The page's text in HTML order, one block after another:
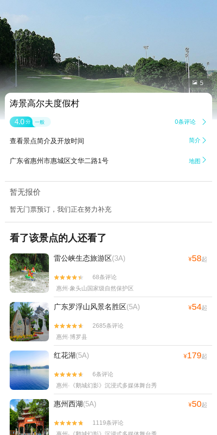
 5
涛景高尔夫度假村
4.0 分 一般 0条评论 
查看景点简介及开放时间 简介 
广东省惠州市惠城区文华二路1号 地图 
暂无报价
暂无门票预订，我们正在努力补充
看了该景点的人还看了
雷公峡生态旅游区(3A) ¥58起


68条评论
惠州·象头山国家级自然保护区
广东罗浮山风景名胜区(5A) ¥54起


2685条评论
惠州·博罗县
红花湖(5A) ¥179起


6条评论
惠州·《鹅城幻影》沉浸式多媒体舞台秀
惠州西湖(5A) ¥50起


1119条评论